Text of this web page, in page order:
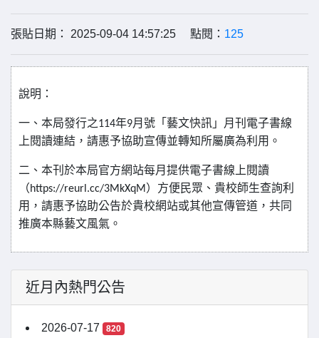
張貼日期： 2025-09-04 14:57:25 點閱： 125
說明：
一、本局發行之114年9月號「藝文快訊」月刊電子書線
上閱讀連結，請惠予協助宣傳並轉知所屬廣為利用。
二、本刊於本局官方網站每月提供電子書線上閱讀
（https://reurl.cc/3MkXqM）方便民眾、貴校師生查詢利
用，請惠予協助公告於貴校網站或其他宣傳管道，共同
推廣本縣藝文風氣。
近月內熱門公告
2026-07-17 820